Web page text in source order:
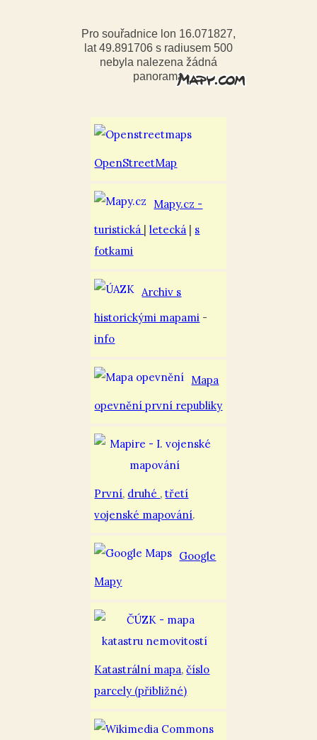
Pro souřadnice lon 16.071827,
lat 49.891706 s radiusem 500
nebyla nalezena žádná
panorama
OpenStreetMap
Mapy.cz -
turistická |letecká | s
fotkami
Archiv s
historickými mapami -
info
Mapa
opevnění první republiky
První, druhé ,třetí
vojenské mapování.
Google
Mapy
Katastrální mapa,číslo
parcely (přibližné)